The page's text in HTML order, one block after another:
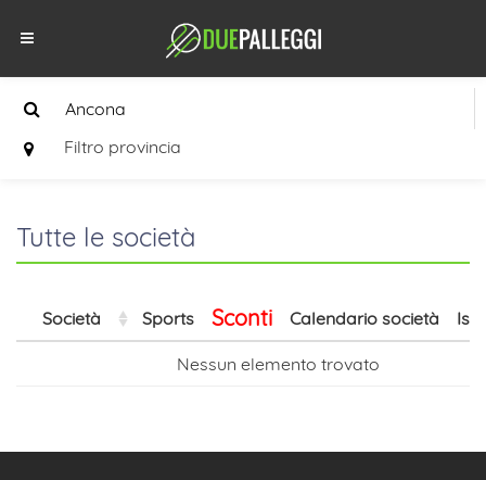
Filtro provincia
Tutte le società
Società Sports Sconti Calendario società
Nessun elemento trovato